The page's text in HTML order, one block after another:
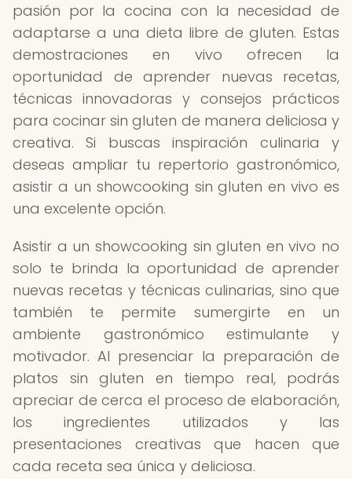
pasión por la cocina con la necesidad de
adaptarse a una dieta libre de gluten. Estas
demostraciones en vivo ofrecen la
oportunidad de aprender nuevas recetas,
técnicas innovadoras y consejos prácticos
para cocinar sin gluten de manera deliciosa y
creativa. Si buscas inspiración culinaria y
deseas ampliar tu repertorio gastronómico,
asistir a un showcooking sin gluten en vivo es
una excelente opción.
Asistir a un showcooking sin gluten en vivo no
solo te brinda la oportunidad de aprender
nuevas recetas y técnicas culinarias, sino que
también te permite sumergirte en un
ambiente gastronómico estimulante y
motivador. Al presenciar la preparación de
platos sin gluten en tiempo real, podrás
apreciar de cerca el proceso de elaboración,
los ingredientes utilizados y las
presentaciones creativas que hacen que
cada receta sea única y deliciosa.